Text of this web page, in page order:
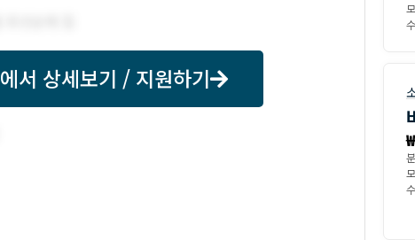
에서 상세보기 / 지원하기
₩